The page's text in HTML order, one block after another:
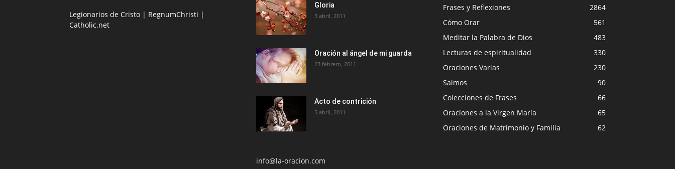
Legionarios de Cristo | RegnumChristi |
Catholic.net
Gloria
5 abril, 2011
Oración al ángel de mi guarda
23 febrero, 2011
Acto de contrición
5 abril, 2011
info@la-oracion.com
Frases y Reflexiones
2864
Cómo Orar
561
Meditar la Palabra de Dios
483
Lecturas de espiritualidad
330
Oraciones Varias
230
Salmos
90
Colecciones de Frases
66
Oraciones a la Virgen María
65
Oraciones de Matrimonio y Familia
62